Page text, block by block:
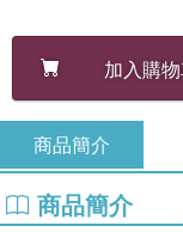
加入購
商品簡介
商品簡介